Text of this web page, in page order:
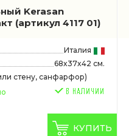
Kerasan
(артикул 4117 01)
Италия
68x37x42 см.
стену, санфарфор)
КУПИТЬ